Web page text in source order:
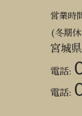
営業時
(冬期
宮城
電話:
電話: